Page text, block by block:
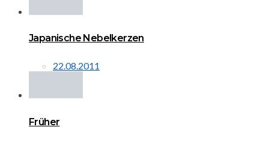
Japanische Nebelkerzen
22.08.2011
Früher